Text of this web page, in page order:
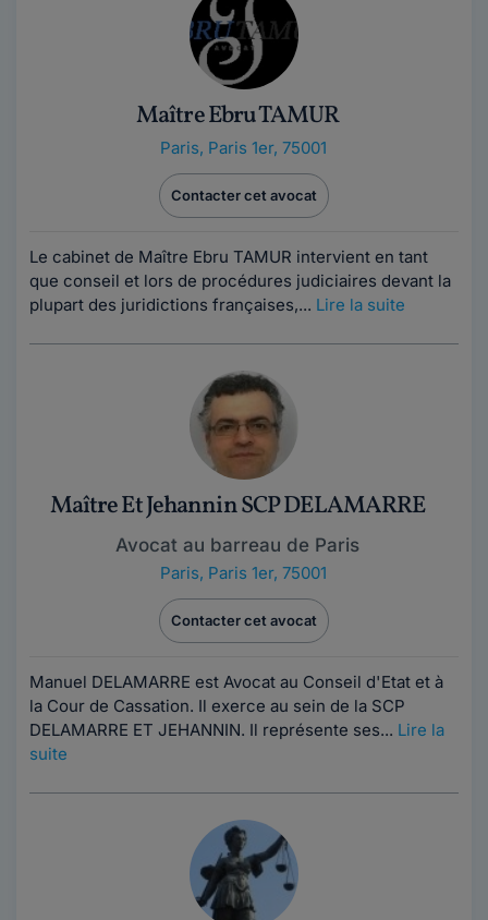
Maître Ebru TAMUR
Paris, Paris 1er, 75001
Contacter cet avocat
Le cabinet de Maître Ebru TAMUR intervient en tant
que conseil et lors de procédures judiciaires devant la
plupart des juridictions françaises,... Lire la suite
Maître Et Jehannin SCP DELAMARRE
Avocat au barreau de Paris
Paris, Paris 1er, 75001
Contacter cet avocat
Manuel DELAMARRE est Avocat au Conseil d'Etat et à
la Cour de Cassation. Il exerce au sein de la SCP
DELAMARRE ET JEHANNIN. Il représente ses... Lire la
suite